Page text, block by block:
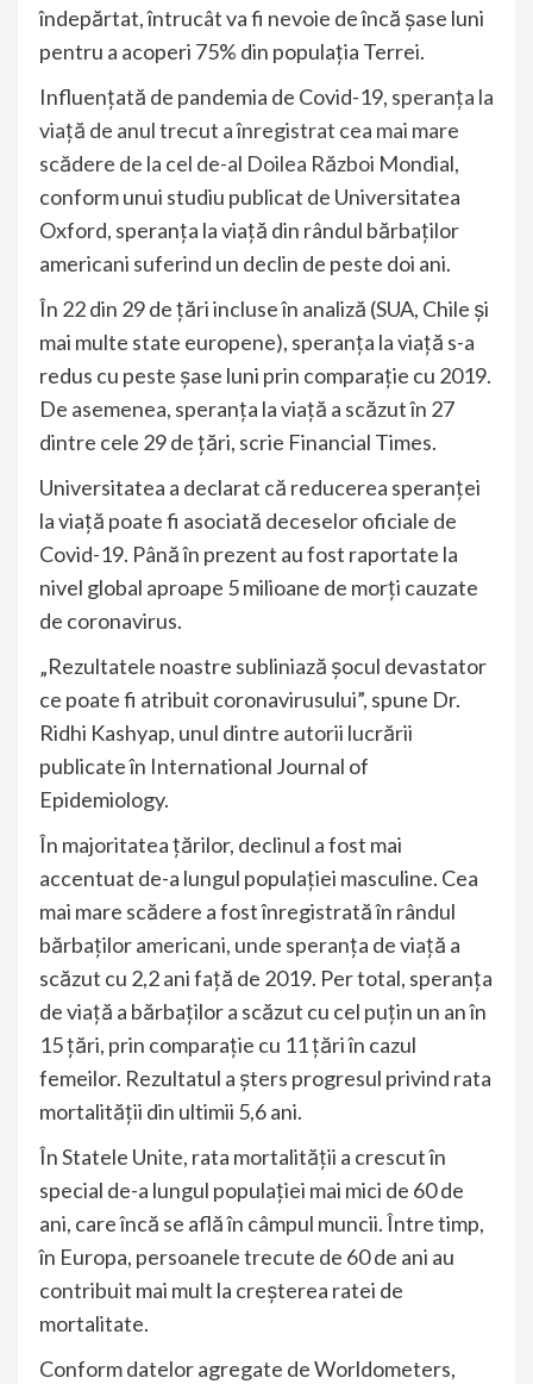
îndepărtat, întrucât va fi nevoie de încă şase luni
pentru a acoperi 75% din populaţia Terrei.
Influenţată de pandemia de Covid-19, speranţa la
viaţă de anul trecut a înregistrat cea mai mare
scădere de la cel de-al Doilea Război Mondial,
conform unui studiu publicat de Universitatea
Oxford, speranţa la viaţă din rândul bărbaţilor
americani suferind un declin de peste doi ani.
În 22 din 29 de ţări incluse în analiză (SUA, Chile şi
mai multe state europene), speranţa la viaţă s-a
redus cu peste şase luni prin comparaţie cu 2019.
De asemenea, speranţa la viaţă a scăzut în 27
dintre cele 29 de ţări, scrie Financial Times.
Universitatea a declarat că reducerea speranţei
la viaţă poate fi asociată deceselor oficiale de
Covid-19. Până în prezent au fost raportate la
nivel global aproape 5 milioane de morţi cauzate
de coronavirus.
„Rezultatele noastre subliniază şocul devastator
ce poate fi atribuit coronavirusului”, spune Dr.
Ridhi Kashyap, unul dintre autorii lucrării
publicate în International Journal of
Epidemiology.
În majoritatea ţărilor, declinul a fost mai
accentuat de-a lungul populaţiei masculine. Cea
mai mare scădere a fost înregistrată în rândul
bărbaţilor americani, unde speranţa de viaţă a
scăzut cu 2,2 ani faţă de 2019. Per total, speranţa
de viaţă a bărbaţilor a scăzut cu cel puţin un an în
15 ţări, prin comparaţie cu 11 ţări în cazul
femeilor. Rezultatul a şters progresul privind rata
mortalităţii din ultimii 5,6 ani.
În Statele Unite, rata mortalităţii a crescut în
special de-a lungul populaţiei mai mici de 60 de
ani, care încă se află în câmpul muncii. Între timp,
în Europa, persoanele trecute de 60 de ani au
contribuit mai mult la creşterea ratei de
mortalitate.
Conform datelor agregate de Worldometers,